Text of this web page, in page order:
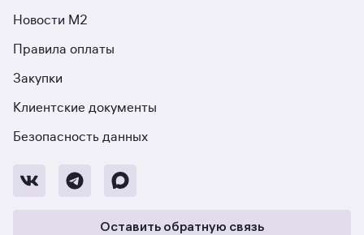
Новости М2
Правила оплаты
Закупки
Клиентские документы
Безопасность данных
Оставить обратную связь